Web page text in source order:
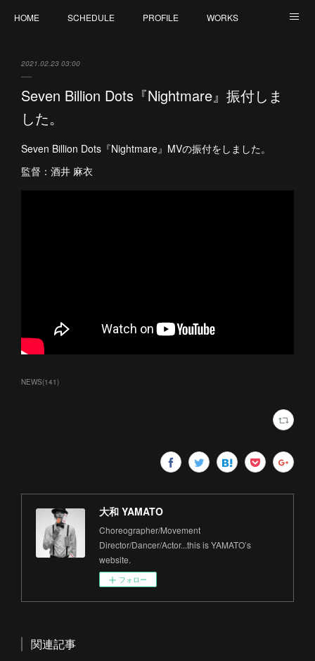
HOME SCHEDULE PROFILE WORKS
2021.02.23 03:00
Seven Billion Dots『Nightmare』振付しま
した。
Seven Billion Dots『Nightmare』MVの振付をしました。
監督：酒井 麻衣
NEWS(141)
大和 YAMATO
Choreographer/Movement
Director/Dancer/Actor...this is YAMATO’s
website.
フォロー
関連記事